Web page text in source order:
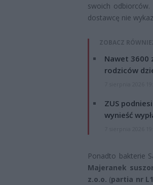
swoich
dostawcę nie
ZOBACZ
Nawet 3600
rodziców
ZUS
wynieść
Ponadto bakterie
Majeranek
z.o.o. (partia nr